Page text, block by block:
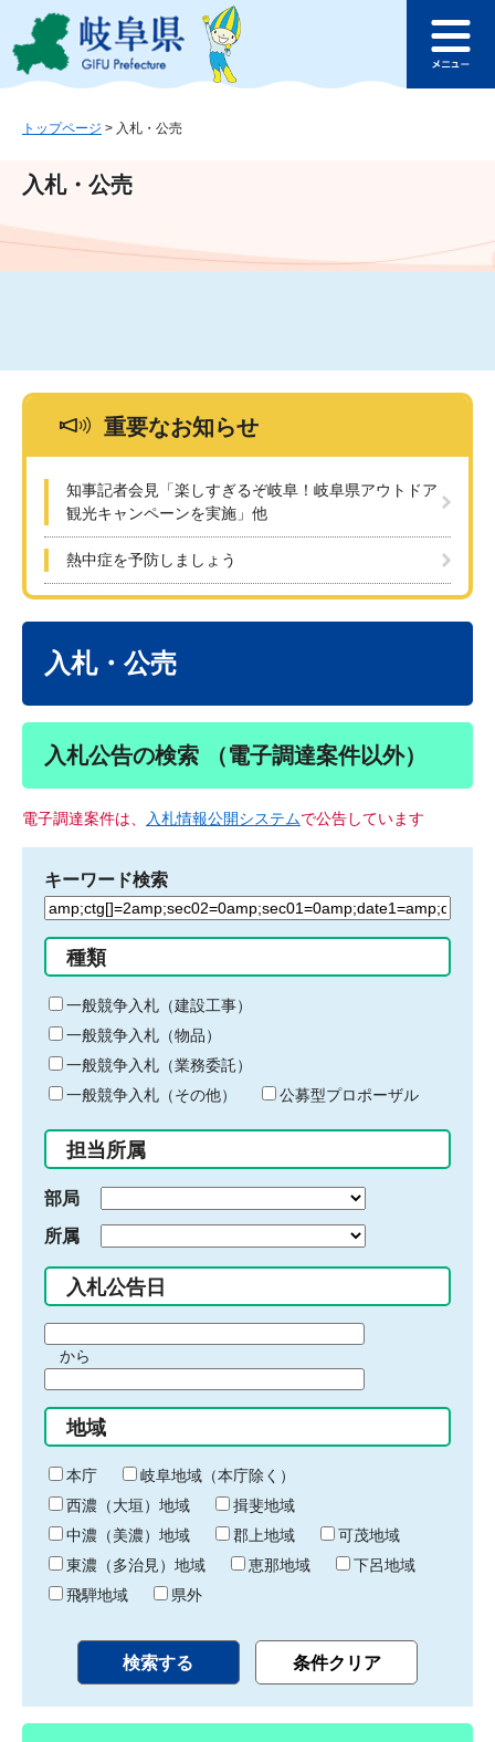
ジ
ュ
文
このページの本文へ
ュ
トップページ > 入札・公売
入札・公売
重要なお知らせ
知事記者会見「楽しすぎるぞ岐阜！岐阜県アウトドア
観光キャンペーンを実施」他
熱中症を予防しましょう
入札・公売
入札公告の検索 （電子調達案件以外）
電子調達案件は、 入札情報公開システムで公告しています
キーワード検索
検
る
キ
ー
ワ
ー
ド
入
力
種類
一般競争入札（建設工事）
一般競争入札（物品）
一般競争入札（業務委託）
一般競争入札（その他）
公募型プロポーザル
担当所属
部局
所属
入札公告日
間
始
り
から
間
終
わ
り
地域
本庁
岐阜地域（本庁除く）
西濃（大垣）地域
揖斐地域
中濃（美濃）地域
郡上地域
可茂地域
東濃（多治見）地域
恵那地域
下呂地域
飛騨地域
県外